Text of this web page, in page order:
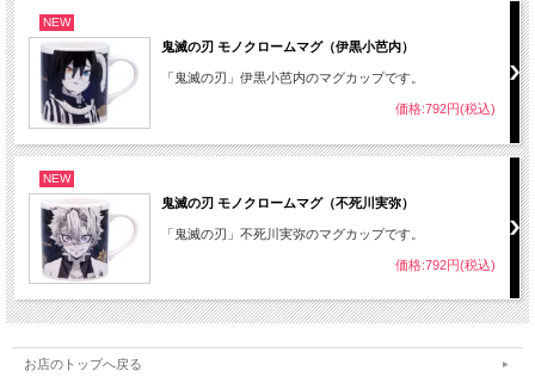
NEW
鬼滅の刃 モノクロームマグ（伊黒小芭内）
「鬼滅の刃」伊黒小芭内のマグカップです。
価格:792円(税込)
NEW
鬼滅の刃 モノクロームマグ（不死川実弥）
「鬼滅の刃」不死川実弥のマグカップです。
価格:792円(税込)
お店のトップへ戻る